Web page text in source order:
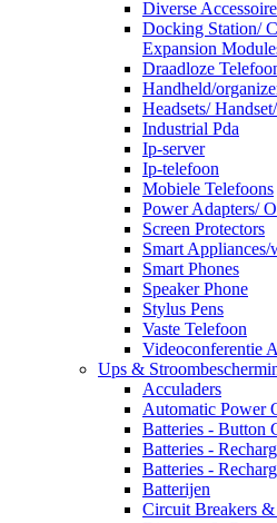
Diverse
Docking Station/
Expansion
Draadloze
Handheld/
Headsets/
Industrial Pda
Ip-server
Ip-telefoon
Mobiele Telefoons
Power Adapters/
Screen Protectors
Smart Appliances/
Smart Phones
Speaker Phone
Stylus Pens
Vaste Telefoon
Videoconferentie
Ups &
Acculaders
Automatic Power
Batteries - Button
Batteries -
Batteries -
Batterijen
Circuit Breakers